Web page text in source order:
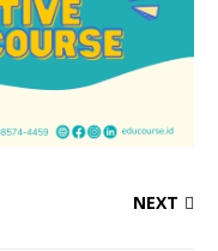
NEXT